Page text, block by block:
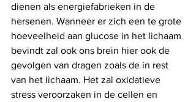
dienen als energiefabrieken in de
hersenen. Wanneer er zich een te grote
hoeveelheid aan glucose in het lichaam
bevindt zal ook ons brein hier ook de
gevolgen van dragen zoals de in rest
van het lichaam. Het zal oxidatieve
stress veroorzaken in de cellen en